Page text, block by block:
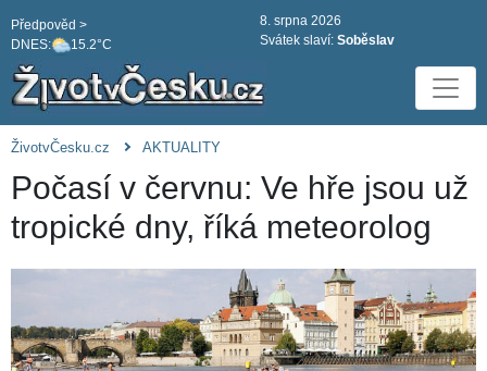
DNES: 15.2°C
Předpověd >
8. srpna 2026
Svátek slaví: Soběslav
ŽivotvČesku.cz AKTUALITY
Počasí v červnu: Ve hře jsou už
tropické dny, říká meteorolog